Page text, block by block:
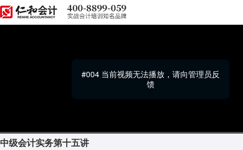
#004 当前视频无法播放，请向管理员反
馈
00:00/ 00:00
中级会计实务第十五讲